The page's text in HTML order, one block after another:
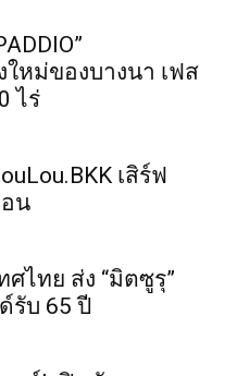
ใหม่ของบางนา เฟส
ไร่
เสิร์ฟ
น
ไทย ส่ง “มิตซูรุ”
รับ 65 ปี